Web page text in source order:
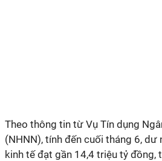
Theo thông tin từ Vụ Tín dụng
(NHNN), tính đến cuối tháng 6, dư
kinh tế đạt gần 14,4 triệu tỷ đồng,